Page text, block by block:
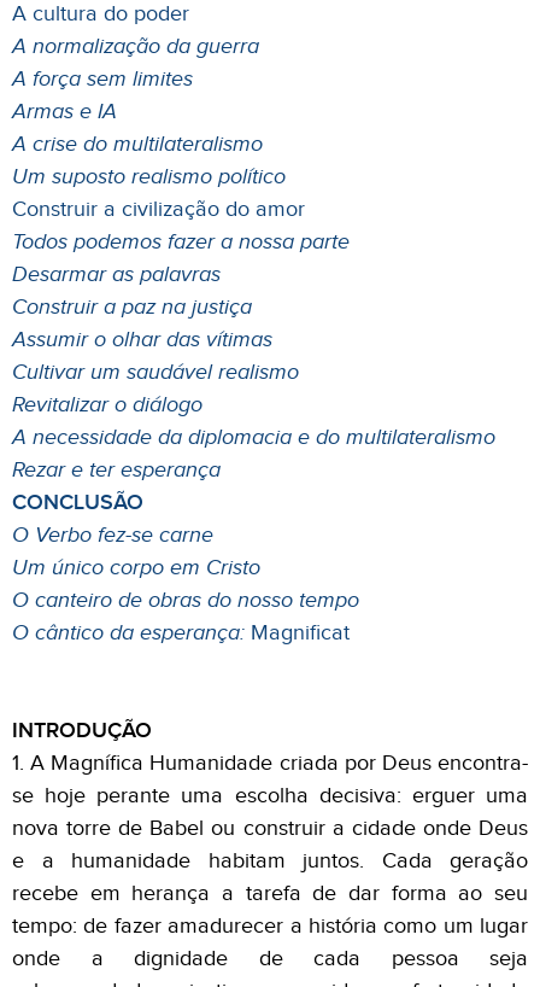
A cultura do poder
A normalização da guerra
A força sem limites
Armas e IA
A crise do multilateralismo
Um suposto realismo político
Construir a civilização do amor
Todos podemos fazer a nossa parte
Desarmar as palavras
Construir a paz na justiça
Assumir o olhar das vítimas
Cultivar um saudável realismo
Revitalizar o diálogo
A necessidade da diplomacia e do multilateralismo
Rezar e ter esperança
CONCLUSÃO
O Verbo fez-se carne
Um único corpo em Cristo
O canteiro de obras do nosso tempo
O cântico da esperança: Magnificat
INTRODUÇÃO
1. A Magnífica Humanidade criada por Deus encontra-
se hoje perante uma escolha decisiva: erguer uma
nova torre de Babel ou construir a cidade onde Deus
e a humanidade habitam juntos. Cada geração
recebe em herança a tarefa de dar forma ao seu
tempo: de fazer amadurecer a história como um lugar
onde a dignidade de cada pessoa seja